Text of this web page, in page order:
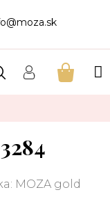
MOZA gold